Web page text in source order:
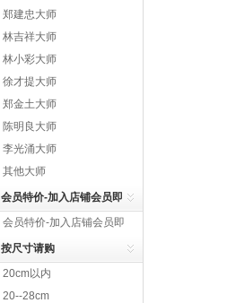
郑建忠大师
林吉祥大师
林小彩大师
徐才提大师
郑金土大师
陈明良大师
李光涌大师
其他大师
会员特价-加入店铺会员即
享
会员特价-加入店铺会员即
享
按尺寸请购
20cm以内
20--28cm